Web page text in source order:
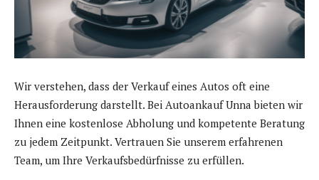
Wir verstehen, dass der Verkauf eines Autos oft eine
Herausforderung darstellt. Bei Autoankauf Unna bieten wir
Ihnen eine kostenlose Abholung und kompetente Beratung
zu jedem Zeitpunkt. Vertrauen Sie unserem erfahrenen
Team, um Ihre Verkaufsbedürfnisse zu erfüllen.